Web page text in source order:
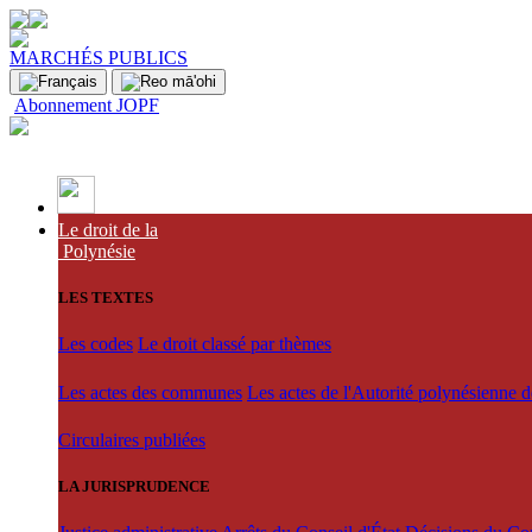
MARCHÉS PUBLICS
Abonnement JOPF
Le droit de la
Polynésie
LES TEXTES
Les codes Le droit classé par thèmes
Les actes des communes Les actes de l'Autorité polynésienne
Circulaires publiées
LA JURISPRUDENCE